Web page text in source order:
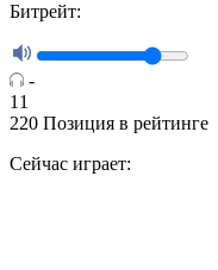
Битрейт:
-
11
220 Позиция в рейтинге
Сейчас играет: